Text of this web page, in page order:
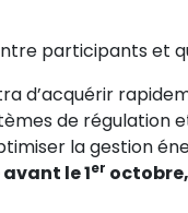
participants et
d’acquérir
de régulation
la gestion
le 1er